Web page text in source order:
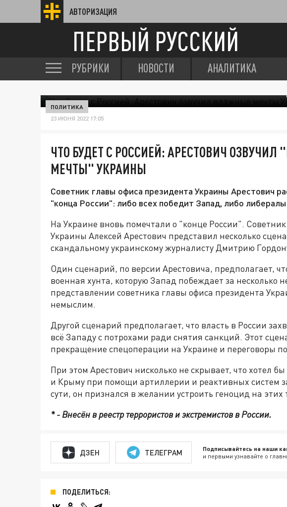
АВТОРИЗАЦИЯ
ПЕРВЫЙ РУССКИЙ
РУБРИКИ НОВОСТИ АНАЛИТИКА
ПОЛИТИКА
23 ИЮНЯ 2022 17:05
ЧТО БУДЕТ С РОССИЕЙ: АРЕСТОВИЧ
МЕЧТЫ" УКРАИНЫ
Советник главы офиса президента Украины Арестович
"конца России": либо всех победит Запад, либо
На Украине вновь помечтали о "конце России".
Украины Алексей Арестович представил несколько
скандальному украинскому журналисту Дмитрию
Один сценарий, по версии Арестовича, предполагает,
военная хунта, которую Запад побеждает за несколько
представлении советника главы офиса президента
немыслим.
Другой сценарий предполагает, что власть в России
всё Западу с потрохами ради снятия санкций. Этот
прекращение спецоперации на Украине и переговоры
При этом Арестович нисколько не скрывает, что хотел
и Крыму при помощи артиллерии и реактивных систем
сути, он признался в желании устроить геноцид на этих
* - Внесён в реестр террористов и экстремистов в России.
ДЗЕН ТЕЛЕГРАМ Подписывайтесь на наши
и первыми узнавайте о
ПОДЕЛИТЬСЯ: